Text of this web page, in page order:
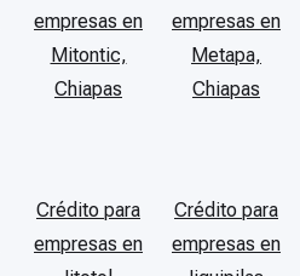
empresas en
Mitontic,
Chiapas
empresas en
Metapa,
Chiapas
Crédito para
empresas en
Crédito para
empresas en